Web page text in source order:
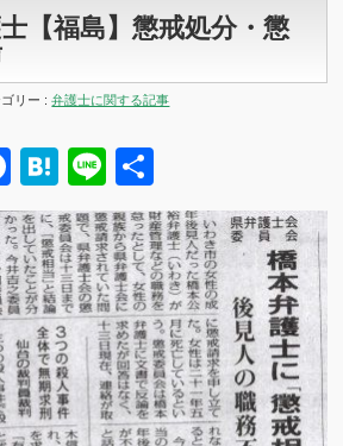
【福島】懲戒処分・懲
ゴリー :弁護士に関する記事
Facebook
Hatena
Line
有